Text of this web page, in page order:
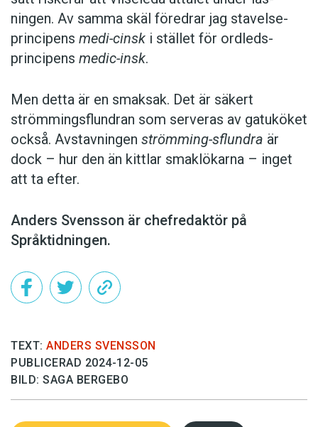
ningen. Av samma skäl föredrar jag stavelse­
principens medi-cinsk i stället för ordleds­
principens medic-insk.
Men detta är en smaksak. Det är säkert
strömmingsflundran som serveras av gatu­köket
också. Avstavningen strömming-sflundra är
dock – hur den än kittlar smaklökarna – inget
att ta efter.
Anders Svensson är chefredaktör på
Språktidningen.
TEXT: ANDERS SVENSSON
PUBLICERAD 2024-12-05
BILD: SAGA BERGEBO